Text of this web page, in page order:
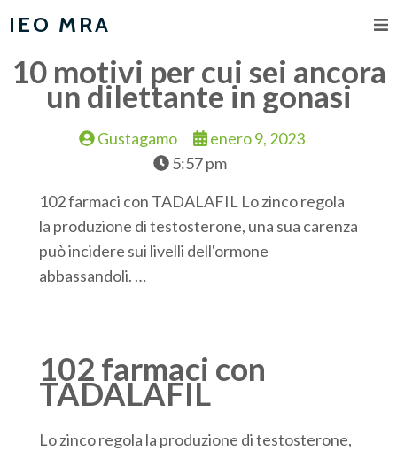
IEO MRA
10 motivi per cui sei ancora
un dilettante in gonasi
Gustagamo
enero 9, 2023
5:57 pm
102 farmaci con TADALAFIL Lo zinco regola
la produzione di testosterone, una sua carenza
può incidere sui livelli dell'ormone
abbassandoli. …
102 farmaci con
TADALAFIL
Lo zinco regola la produzione di testosterone,